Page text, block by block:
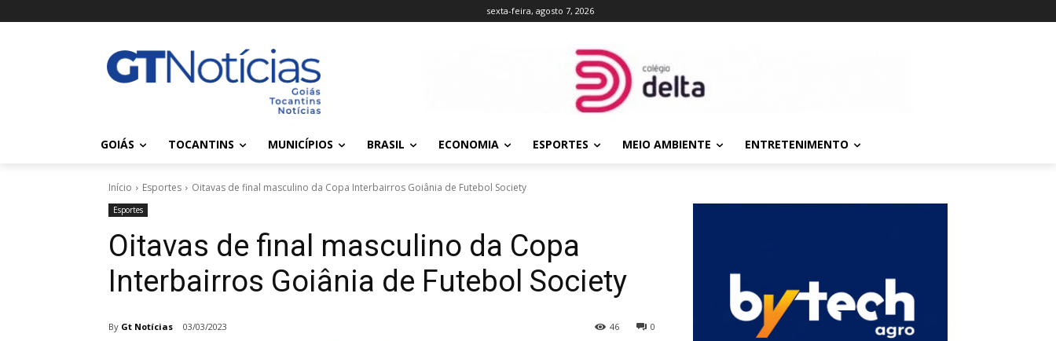
sexta-feira, agosto 7, 2026
GOIÁS TOCANTINS MUNICÍPIOS BRASIL ECONOMIA ESPORTES MEIO AMBIENTE ENTRETENIMENTO
Início Esportes Oitavas de final masculino da Copa Interbairros Goiânia de Futebol Society
Esportes
Oitavas de final masculino da Copa
Interbairros Goiânia de Futebol Society
By Gt Notícias 03/03/2023 0
46